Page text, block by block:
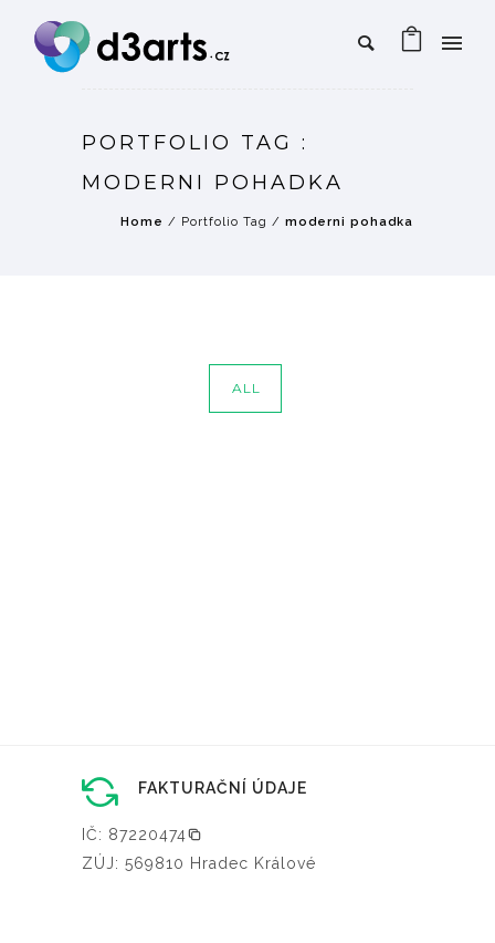
PORTFOLIO TAG :
MODERNI POHADKA
Home / Portfolio Tag / moderni pohadka
ALL
FAKTURAČNÍ ÚDAJE
IČ: 87220474
ZÚJ: 569810 Hradec Králové